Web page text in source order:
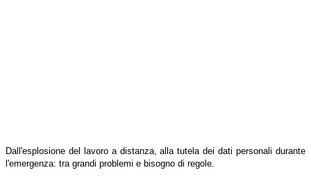
Dall'esplosione del lavoro a distanza, alla tutela dei dati personali durante
l'emergenza: tra grandi problemi e bisogno di regole.